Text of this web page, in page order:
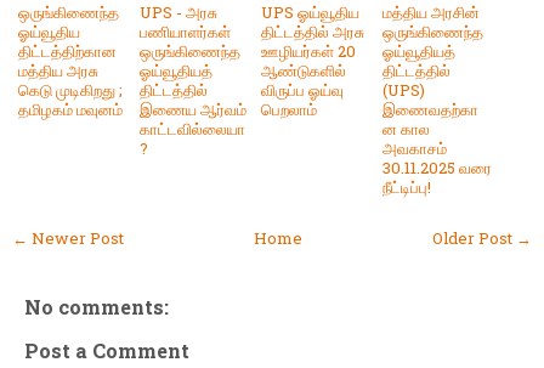
ஒருங்கிணைந்த
ஓய்வூதிய
திட்டத்திற்கான
மத்திய அரசு
கெடு முடிகிறது ;
தமிழகம் மவுனம்
UPS - அரசு
பணியாளர்கள்
ஒருங்கிணைந்த
ஓய்வூதியத்
திட்டத்தில்
இணைய ஆர்வம்
காட்டவில்லையா
?
UPS ஓய்வூதிய
திட்டத்தில் அரசு
ஊழியர்கள் 20
ஆண்டுகளில்
விருப்ப ஓய்வு
பெறலாம்
மத்திய அரசின்
ஒருங்கிணைந்த
ஓய்வூதியத்
திட்டத்தில்
(UPS)
இணைவதற்கா
ன கால
அவகாசம்
30.11.2025 வரை
நீட்டிப்பு!
← Newer Post Older Post →
Home
No comments:
Post a Comment